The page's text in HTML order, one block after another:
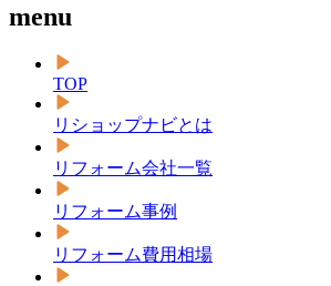
menu
TOP
リショップナビとは
リフォーム会社一覧
リフォーム事例
リフォーム費用相場